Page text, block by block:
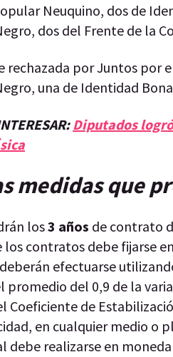
Neuquino, dos de
dos del Frente de la
rechazada por Juntos por
una de Identidad
Diputados
medidas que
los3 años de contrato
los contratos debe fijarse en
efectuarse
promedio del 0,9 de la
Coeficiente de
en cualquier medio o
debe realizarse en